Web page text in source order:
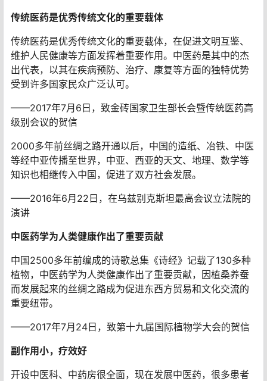
传统医药是优秀传统文化的重要载体
传统医药是优秀传统文化的重要载体，在促进文明互鉴、
维护人民健康等方面发挥着重要作用。中医药是其中的杰
出代表，以其在疾病预防、治疗、康复等方面的独特优势
受到许多国家民众广泛认可。
——2017年7月6日，致金砖国家卫生部长会暨传统医药高
级别会议的贺信
2000多年前丝绸之路开通以后，中国的造纸、冶铁、中医
等经中亚传播至世界，中亚、西亚的天文、地理、数学等
知识也相继传入中国，促进了双方社会发展。
——2016年6月22日，在乌兹别克斯坦最高会议立法院的
演讲
中医药学为人类健康作出了重要贡献
中国2500多年前编成的诗歌总集《诗经》记载了130多种
植物，中医药学为人类健康作出了重要贡献，因植桑养蚕
而发展起来的丝绸之路成为促进东西方贸易和文化交流的
重要纽带。
——2017年7月24日，致第十九届国际植物学大会的贺信
副作用小，疗效好
开设中医科、中药房很全面，现在发展中医药，很多患者